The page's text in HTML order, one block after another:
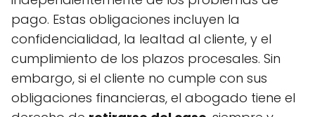
pago. Estas obligaciones incluyen la
confidencialidad, la lealtad al cliente, y el
cumplimiento de los plazos procesales. Sin
embargo, si el cliente no cumple con sus
obligaciones financieras, el abogado tiene el